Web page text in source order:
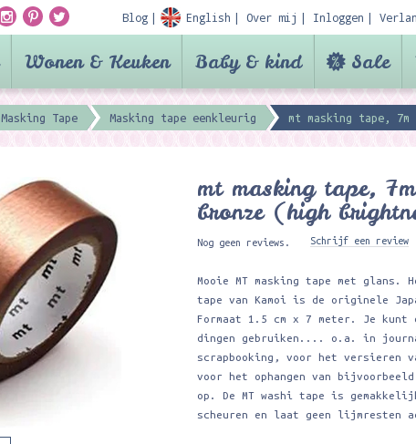
Blog English Over mij Inloggen
Wonen & Keuken Baby & kind Sale
Masking Tape Masking tape eenkleurig mt masking tape,
mt masking tape,
bronze (high
Nog geen reviews. Schrijf een review
Mooie MT masking tape met glans.
tape van Kamoi is de originele
Formaat 1.5 cm x 7 meter. Je kunt
dingen gebruiken.... o.a. in
scrapbooking, voor het versieren
voor het ophangen van
op. De MT washi tape is
scheuren en laat geen lijmresten